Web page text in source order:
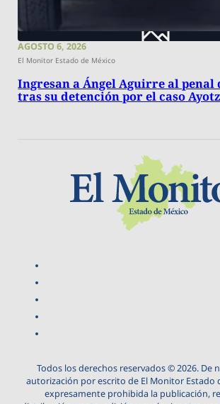
AGOSTO 6, 2026
El Monitor Estado de México
Ingresan a Ángel Aguirre al
tras su detención por el caso
Todos los derechos reservados © 2026. De
autorización por escrito de El Monitor Estado
expresamente prohibida la publicación,